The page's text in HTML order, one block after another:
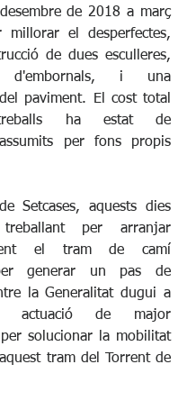
de 2018 a març
el desperfectes,
de dues esculleres,
i una
paviment. El cost total
treballs ha estat de
per fons propis
Setcases, aquests dies
per arranjar
el tram de camí
generar un pas de
la Generalitat dugui a
actuació de major
solucionar la mobilitat
tram del Torrent de